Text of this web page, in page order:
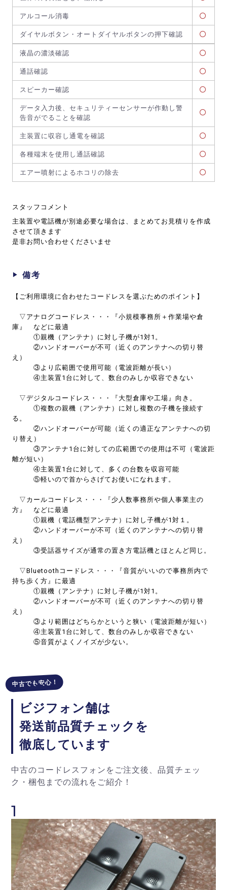
アルコール消毒
ダイヤルボタン・オートダイヤルボタンの押下確認
液晶の濃淡確認
通話確認
スピーカー確認
データ入力後、セキュリティーセンサーが作動し警
告音がでることを確認
主装置に収容し通電を確認
各種端末を使用し通話確認
エアー噴射によるホコリの除去
スタッフコメント
主装置や電話機が別途必要な場合は、まとめてお見積りを作成
させて頂きます
是非お問い合わせくださいませ
備考
【ご利用環境に合わせたコードレスを選ぶためのポイント】
▽アナログコードレス・・・『小規模事務所＋作業場や倉
庫』 などに最適
①親機（アンテナ）に対し子機が1対1。
②ハンドオーバーが不可（近くのアンテナへの切り替
え）
③より広範囲で使用可能（電波距離が長い）
④主装置1台に対して、数台のみしか収容できない
▽デジタルコードレス・・・『大型倉庫や工場』向き。
①複数の親機（アンテナ）に対し複数の子機を接続す
る。
②ハンドオーバーが可能（近くの適正なアンテナへの切
り替え）
③アンテナ1台に対しての広範囲での使用は不可（電波距
離が短い）
④主装置1台に対して、多くの台数を収容可能
⑤軽いので首からさげてお使いになれます。
▽カールコードレス・・・『少人数事務所や個人事業主の
方』 などに最適
①親機（電話機型アンテナ）に対し子機が1対１。
②ハンドオーバーが不可（近くのアンテナへの切り替
え）
③受話器サイズが通常の置き方電話機とほとんど同じ。
▽Bluetoothコードレス・・・『音質がいいので事務所内で
持ち歩く方』に最適
①親機（アンテナ）に対し子機が1対1。
②ハンドオーバーが不可（近くのアンテナへの切り替
え）
③より範囲はどちらかというと狭い（電波距離が短い）
④主装置1台に対して、数台のみしか収容できない
⑤音質がよくノイズが少ない。
中古でも安心！
ビジフォン舗は
発送前品質チェックを
徹底しています
中古のコードレスフォンをご注文後、品質チェッ
ク・梱包までの流れをご紹介！
1